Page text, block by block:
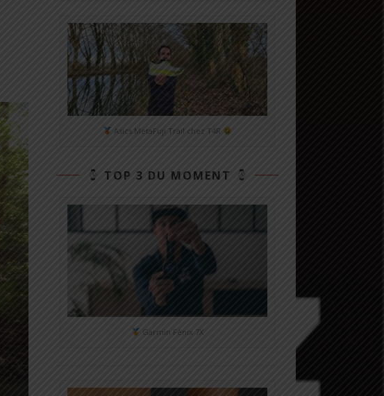
Asics MetaFuji Trail chez T4R
TOP 3 DU MOMENT
Garmin Fénix 7X